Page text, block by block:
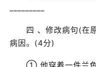
四 、修改病句(在原
病因。(4分)
① 他穿着一件兰色